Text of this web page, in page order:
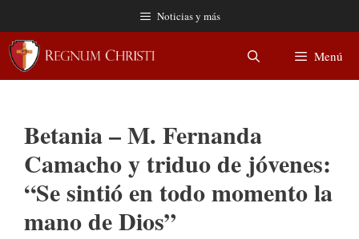
contenido
Noticias y más
Menú
Betania – M. Fernanda
Camacho y triduo de jóvenes:
“Se sintió en todo momento la
mano de Dios”